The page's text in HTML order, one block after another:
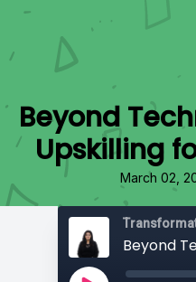
Beyond
Upskilling
March 02,